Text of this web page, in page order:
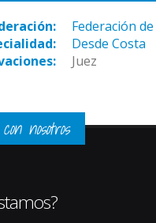
Federación
Desde Costa
Juez
nosotros